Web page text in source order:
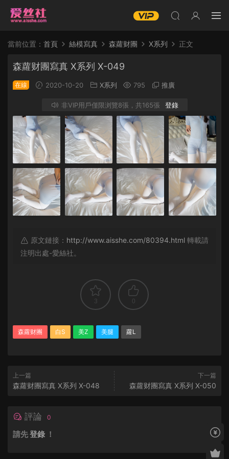
當前位置： 首頁 絲模寫真 森蘿财團 X系列 正文
森蘿财團寫真 X系列 X-049
在線 2020-10-20 X系列 795 推廣
非VIP用戶僅限浏覽8張，共165張 登錄
原文鏈接： http://www.aisshe.com/80394.html 轉載請
注明出處-愛絲社。
3 0
森蘿财團 白S 美Z 美腿 蘿L
上一篇
森蘿财團寫真 X系列 X-048
下一篇
森蘿财團寫真 X系列 X-050
評論 0
請先登錄 ！